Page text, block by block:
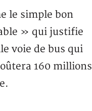
le simple bon
» qui justifie
voie de bus qui
160 millions